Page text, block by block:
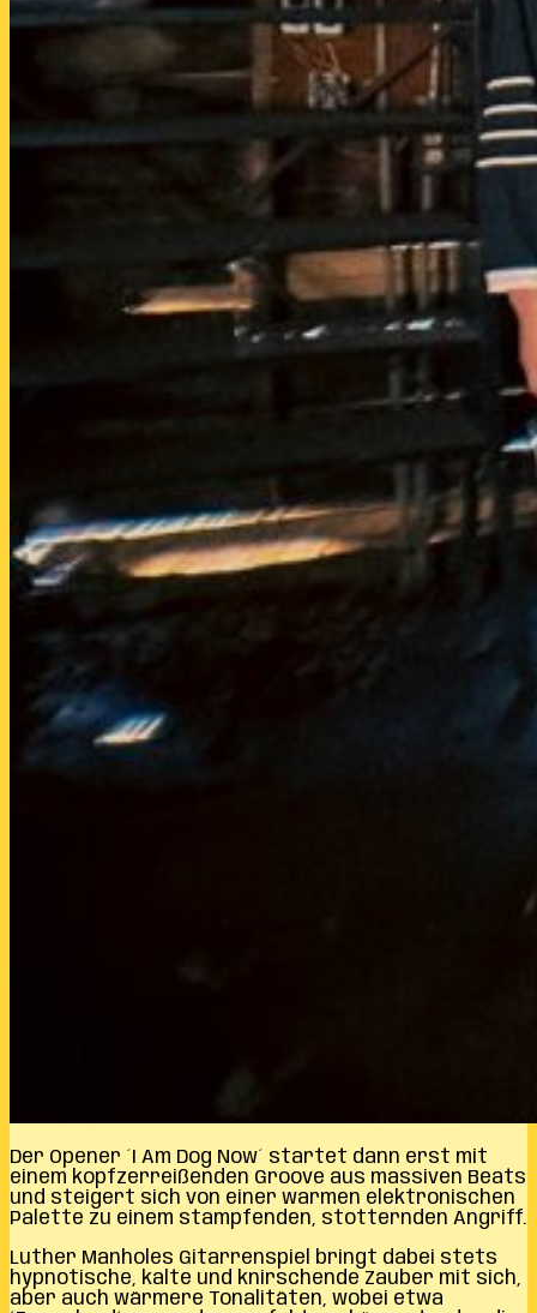
Der Opener ´I Am Dog Now´ startet dann erst mit
einem kopfzerreißenden Groove aus massiven Beats
und steigert sich von einer warmen elektronischen
Palette zu einem stampfenden, stotternden Angriff.
Luther Manholes Gitarrenspiel bringt dabei stets
hypnotische, kalte und knirschende Zauber mit sich,
aber auch wärmere Tonalitäten, wobei etwa